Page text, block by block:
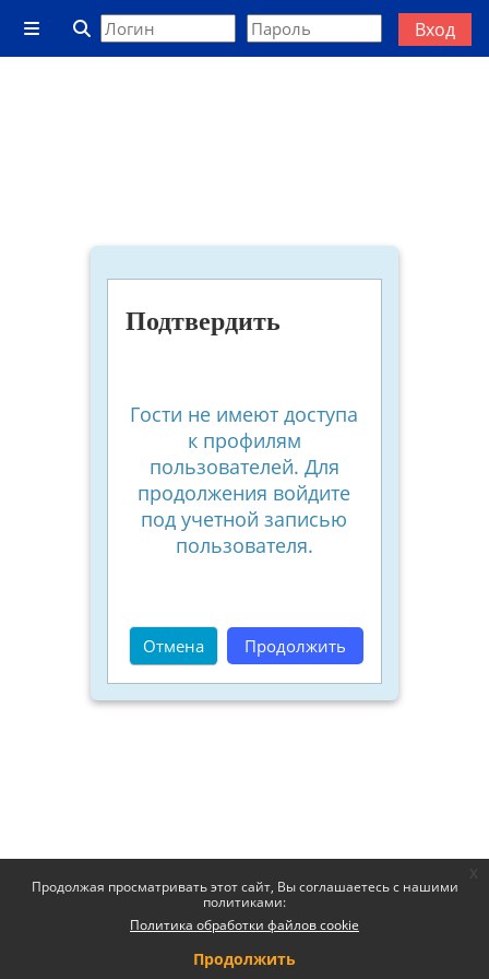
Перейти к основному содержанию
Продолжая просматривать этот сайт, Вы соглашаетесь с нашими
политиками:
Политика обработки файлов cookie
Продолжить
Боковая панель
Изменить данные поисковой строки
Вход
Подтвердить
Гости не имеют доступа
к профилям
пользователей. Для
продолжения войдите
под учетной записью
пользователя.
Отмена Продолжить